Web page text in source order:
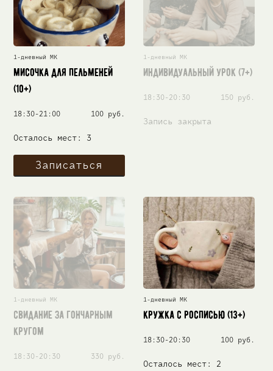
1-дневный МК
Мисочка для пельменей
(10+)
18:30-21:00 100 руб.
Осталось мест: 3
Записаться
1-дневный МК
Индивидуальный урок (7+)
18:30-20:30 150 руб.
Запись закрыта
1-дневный МК
Свидание за гончарным
кругом
18:30-20:30 330 руб.
1-дневный МК
Кружка с росписью (13+)
18:30-20:30 100 руб.
Осталось мест: 2